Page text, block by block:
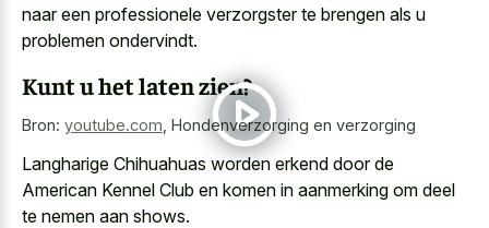
naar een professionele verzorgster te brengen als u
problemen ondervindt.
Kunt u het laten zien?
Bron: youtube.com Hondenverzorging en verzorging
Langharige Chihuahuas worden erkend door de
American Kennel Club en komen in aanmerking om deel
te nemen aan shows.